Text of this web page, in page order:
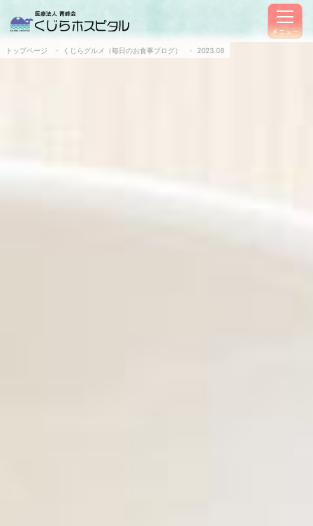
メニュー
トップページ くじらグルメ（毎日のお食事ブログ） 2023.08